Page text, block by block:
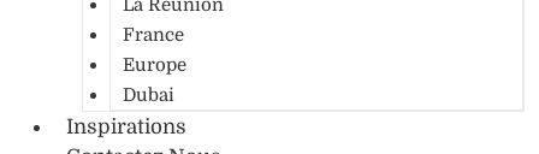
La Reunion
France
Europe
Dubai
Inspirations